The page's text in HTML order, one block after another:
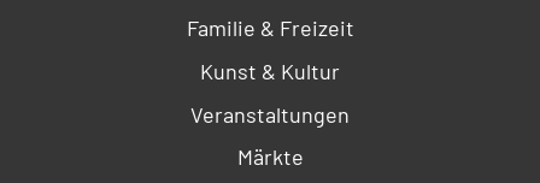
Familie & Freizeit
Kunst & Kultur
Veranstaltungen
Märkte